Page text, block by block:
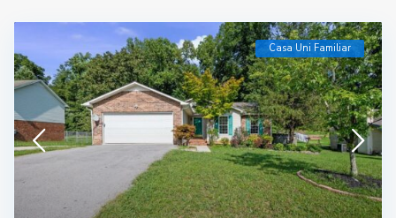
Casa Uni Familiar